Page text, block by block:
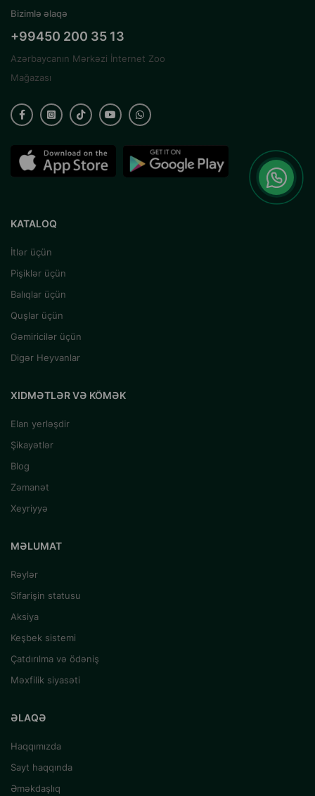
Bizimlə əlaqə
+99450 200 35 13
Azərbaycanın Mərkəzi İnternet Zoo
Mağazası
KATALOQ
İtlər üçün
Pişiklər üçün
Balıqlar üçün
Quşlar üçün
Gəmiricilər üçün
Digər Heyvanlar
XIDMƏTLƏR VƏ KÖMƏK
Elan yerləşdir
Şikayətlər
Blog
Zəmanət
Xeyriyyə
MƏLUMAT
Rəylər
Sifarişin statusu
Aksiya
Keşbek sistemi
Çatdırılma və ödəniş
Məxfilik siyasəti
ƏLAQƏ
Haqqımızda
Sayt haqqında
Əməkdaşlıq